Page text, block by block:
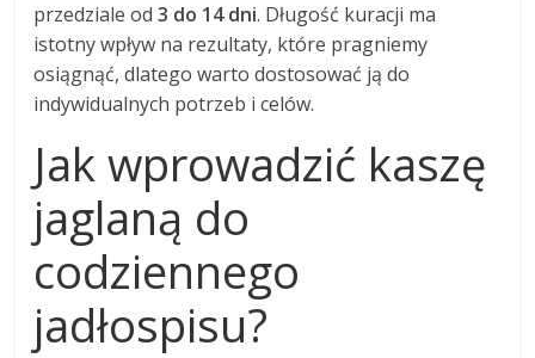
przedziale od3 do 14 dni. Długość kuracji ma
istotny wpływ na rezultaty, które pragniemy
osiągnąć, dlatego warto dostosować ją do
indywidualnych potrzeb i celów.
Jak wprowadzić kaszę
jaglaną do
codziennego
jadłospisu?